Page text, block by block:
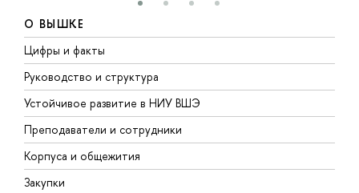
О ВЫШКЕ
Цифры и факты
Руководство и структура
Устойчивое развитие в НИУ ВШЭ
Преподаватели и сотрудники
Корпуса и общежития
Закупки